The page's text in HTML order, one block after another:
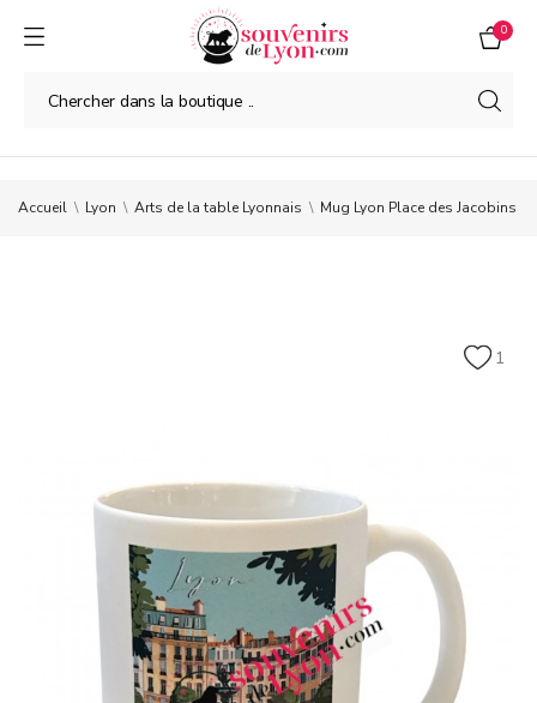
0
Accueil Lyon Arts de la table Lyonnais Mug Lyon Place des Jacobins
1